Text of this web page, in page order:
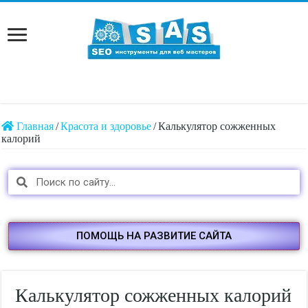
Главная/Красота и здоровье/Калькулятор сожженных
калорий
ПОМОЩЬ НА РАЗВИТИЕ САЙТА
Калькулятор сожженных калорий